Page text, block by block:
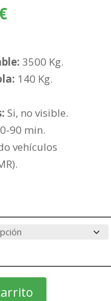
Rango
desde
333,48€
408,98€
3500 Kg.
140 Kg.
Si, no visible.
90 min.
vehículos